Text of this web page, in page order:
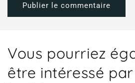
Vous pourriez
être intéressé par